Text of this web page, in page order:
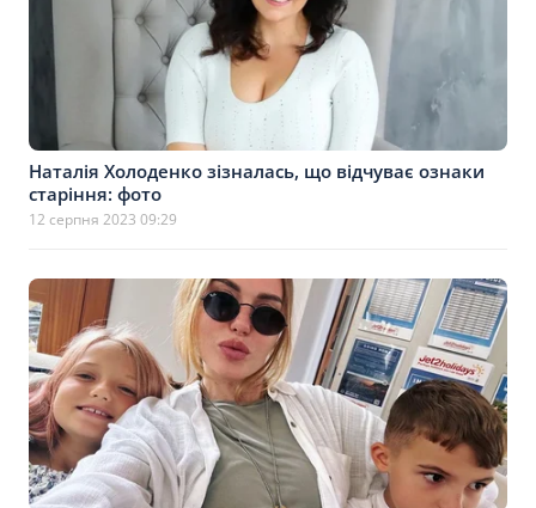
Наталія Холоденко зізналась, що відчуває ознаки
старіння: фото
12 серпня 2023 09:29